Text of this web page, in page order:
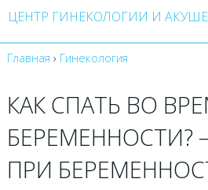
ЦЕНТР ГИНЕКОЛОГИИ И
Главная › Гинекология
КАК СПАТЬ ВО
БЕРЕМЕННОСТИ?
ПРИ